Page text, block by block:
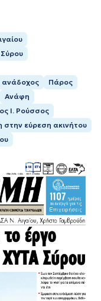
ανάδοχος
Πάρος
Ανάφη
Ι. Ρούσσος
στην εύρεση ακινήτου